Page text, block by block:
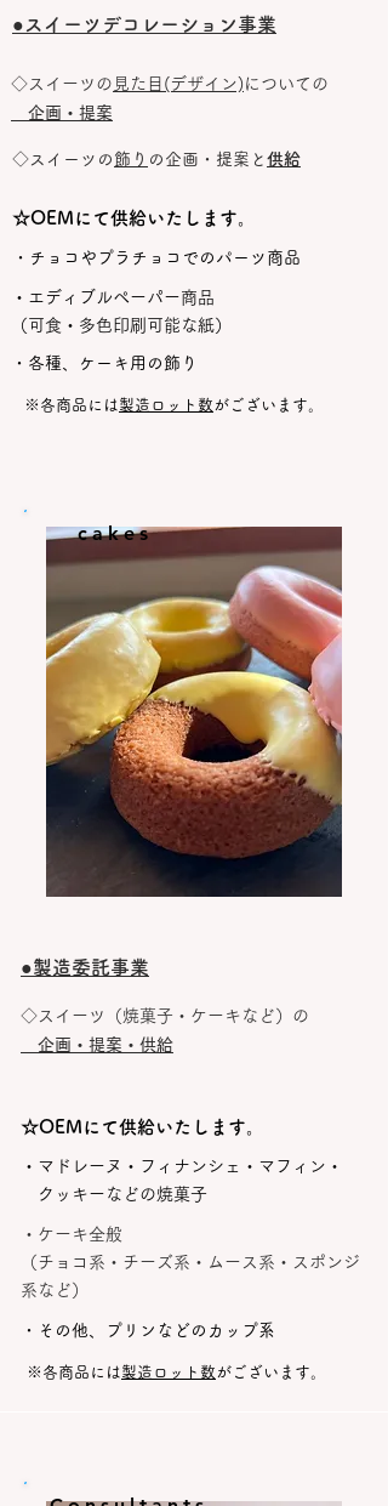
​●スイーツデコレーション事業
​◇スイーツの 見た目(デザイン) についての
企画・提案
​◇スイーツの 飾り の企画・提案と 供給
​☆OEMにて供給いたします。
・チョコやプラチョコでのパーツ商品
・エディブルペーパー商品
（可食・多色印刷可能な紙）​​
​・各種、ケーキ用の飾り
※各商品には 製造ロット数 がございます。
cakes
​●製造委託事業
​◇スイーツ（焼菓子・ケーキなど）の
企画・提案・供給
​☆OEMにて供給いたします。
・マドレーヌ・フィナンシェ・マフィン・
クッキーなどの焼菓子​​
・ケーキ全般
（チョコ系・チーズ系・ムース系・スポンジ
系など）​​
​・その他、プリンなどのカップ系
※各商品には 製造ロット数 がございます。